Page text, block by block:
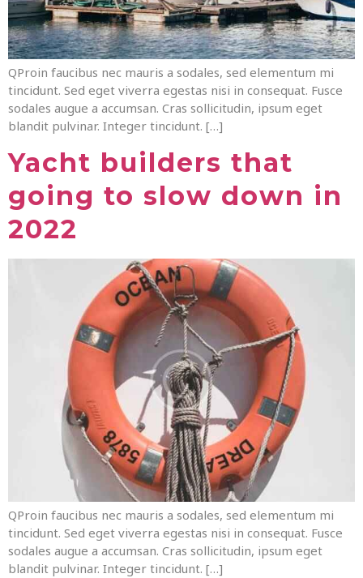
QProin faucibus nec mauris a sodales, sed elementum mi
tincidunt. Sed eget viverra egestas nisi in consequat. Fusce
sodales augue a accumsan. Cras sollicitudin, ipsum eget
blandit pulvinar. Integer tincidunt. […]
Yacht builders that
going to slow down in
2022
QProin faucibus nec mauris a sodales, sed elementum mi
tincidunt. Sed eget viverra egestas nisi in consequat. Fusce
sodales augue a accumsan. Cras sollicitudin, ipsum eget
blandit pulvinar. Integer tincidunt. […]